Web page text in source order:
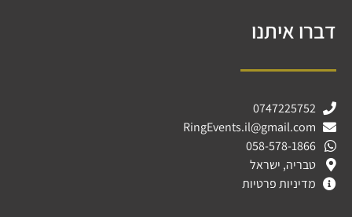
דברו איתנו
0747225752
RingEvents.il@gmail.com
058-578-1866
טבריה, ישראל
מדיניות פרטיות